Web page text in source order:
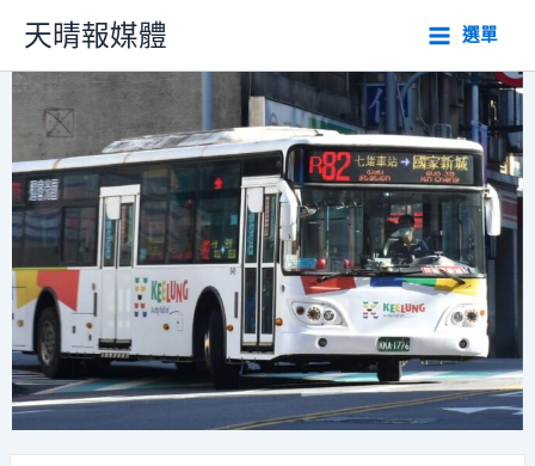
主
容
天晴報媒體 選單